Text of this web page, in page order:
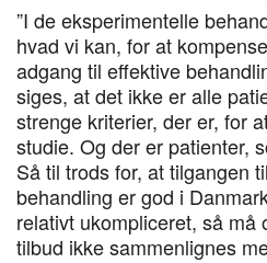
”I de eksperimentelle
hvad vi kan, for at
adgang til effektive
siges, at det ikke er alle
strenge kriterier, der er, for
studie. Og der er patienter,
Så til trods for, at tilgangen
behandling er god i
relativt ukompliceret, så må
tilbud ikke sammenlignes